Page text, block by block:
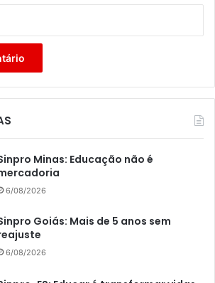
Minas: Educação não é
6/08/2026
Goiás: Mais de 5 anos sem
6/08/2026